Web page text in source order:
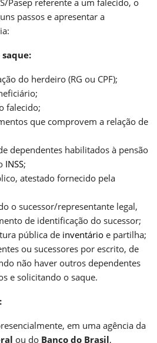
passos e apresentar a
do herdeiro (RG ou CPF);
falecido;
que comprovem a relação de
dependentes habilitados à pensão
INSS;
atestado fornecido pela
o sucessor/representante legal,
de identificação do sucessor;
pública de inventário e partilha;
ou sucessores por escrito, de
não haver outros dependentes
e solicitando o saque.
em uma agência da
ou do Banco do Brasil,